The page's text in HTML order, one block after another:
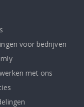
voor bedrijven
met ons